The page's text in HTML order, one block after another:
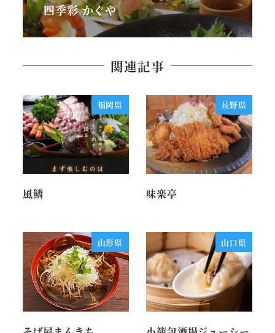
四季彩 かぐや
関連記事
福岡県
風鱗
長野県
味楽亭
山形県 山口県